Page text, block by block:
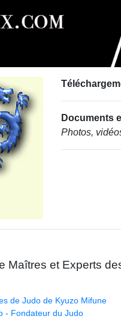
Documents
Photos,
Maîtres et Experts
de Judo de Kyuzo Mifune
- Fondateur du Judo